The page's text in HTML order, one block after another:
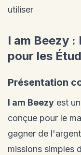
utiliser
I am Beezy :
pour les
Présentation
I am Beezy est
conçue pour le
gagner de
missions simples